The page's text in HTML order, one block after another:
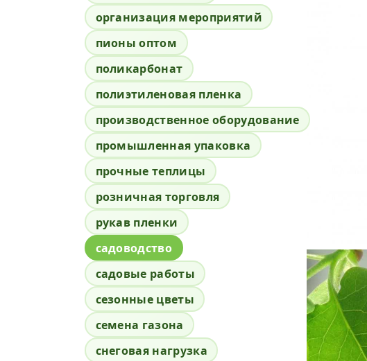
организация мероприятий
пионы оптом
поликарбонат
полиэтиленовая пленка
производственное оборудование
промышленная упаковка
прочные теплицы
розничная торговля
рукав пленки
садоводство
садовые работы
сезонные цветы
семена газона
снеговая нагрузка